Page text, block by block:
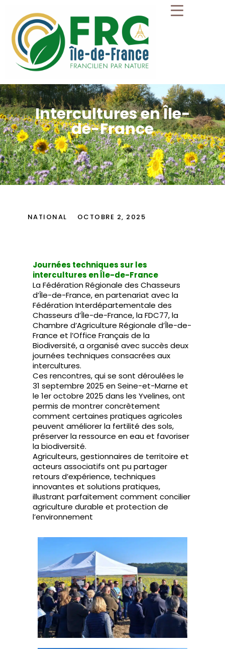
Intercultures en Île-
de-France
NATIONAL OCTOBRE 2, 2025
Journées techniques sur les
intercultures en Île-de-France
La Fédération Régionale des Chasseurs
d’Île-de-France, en partenariat avec la
Fédération Interdépartementale des
Chasseurs d’Île-de-France, la FDC77, la
Chambre d’Agriculture Régionale d’Île-de-
France et l’Office Français de la
Biodiversité, a organisé avec succès deux
journées techniques consacrées aux
intercultures.
Ces rencontres, qui se sont déroulées le
31 septembre 2025 en Seine-et-Marne et
le 1er octobre 2025 dans les Yvelines, ont
permis de montrer concrètement
comment certaines pratiques agricoles
peuvent améliorer la fertilité des sols,
préserver la ressource en eau et favoriser
la biodiversité.
Agriculteurs, gestionnaires de territoire et
acteurs associatifs ont pu partager
retours d’expérience, techniques
innovantes et solutions pratiques,
illustrant parfaitement comment concilier
agriculture durable et protection de
l’environnement